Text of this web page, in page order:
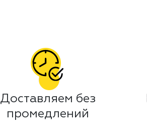
Доставляем без
промедлений